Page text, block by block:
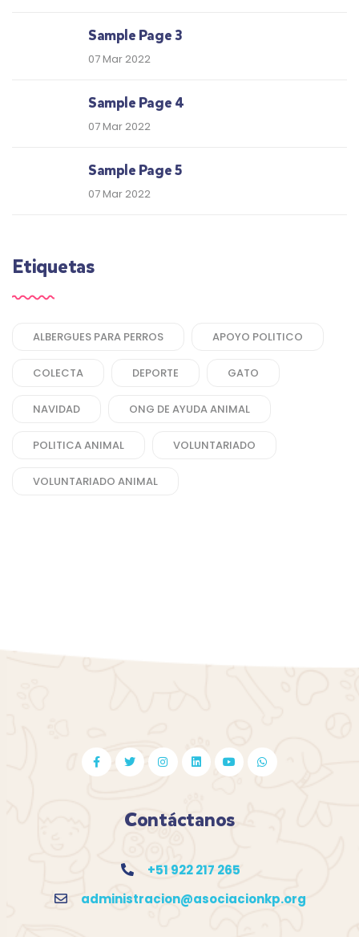
Sample Page 3
07 Mar 2022
Sample Page 4
07 Mar 2022
Sample Page 5
07 Mar 2022
Etiquetas
ALBERGUES PARA PERROS APOYO POLITICO
COLECTA DEPORTE GATO
NAVIDAD ONG DE AYUDA ANIMAL
POLITICA ANIMAL VOLUNTARIADO
VOLUNTARIADO ANIMAL
Contáctanos
+51 922 217 265
administracion@asociacionkp.org